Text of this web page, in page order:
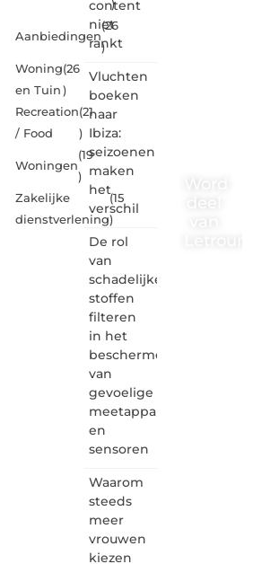
)
Aanbiedingen
(26
)
Woning
en Tuin
(26
)
Recreation
/ Food
(21
)
Woningen
(19
)
Zakelijke
dienstverlening
(15
)
content
niet
rankt
Vluchten
boeken
naar
Ibiza:
seizoenen
maken
het
verschil
De rol
van
schadelijke
stoffen
filteren
in het
beschermen
van
gevoelige
meetapparatuur
en
sensoren
Waarom
steeds
meer
vrouwen
kiezen